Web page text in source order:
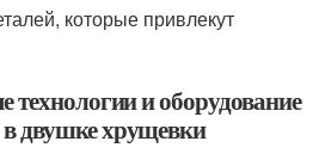
которые привлекут
технологии и оборудование
двушке хрущевки